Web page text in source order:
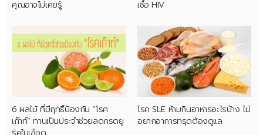
คุณอาจไม่เคยรู้ เชื้อ HIV
6 ผลไม้ ที่มีฤทธิ์ป้องกัน “โรค
เก๊าท์” ทานเป็นประจำช่วยลดกรดยู
โรค SLE ห้ามกินอาหารอะไรบ้าง ไม่
อยากอาการทรุดต้องดูแล